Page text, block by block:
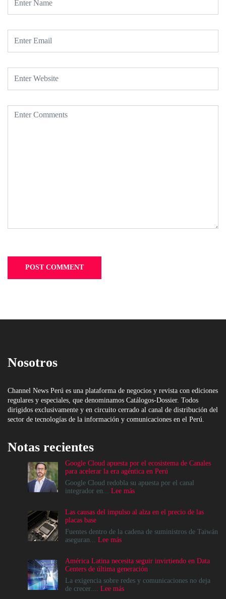
Nosotros
Channel News Perú es una plataforma de negocios y revista con ediciones
regulares y especiales, que denominamos Catálogos-Dossier. Todos
dirigidos exclusivamente y en circuito cerrado al canal de distribución del
sector de tecnologías de la información y comunicaciones en el Perú.
Notas recientes
Google Cloud apuesta por el ecosistema de Canales
para acelerar la era agéntica en Perú
Google Cloud redobla su apuesta por el canal
integrador en... Lee más:
apuesta
el
para
acelerar
la
era
Las causas del impulso al alza en el precio de las
placas base
Fuentes dentro de la cadena de suministros de Taiwán
aseguran... Lee más:
del
impulso
al
alza
América Latina necesita seguir invirtiendo en Data
Centers de última generación
La exigencia sobre redes y comunicaciones no deja
de crecer.... Lee más: